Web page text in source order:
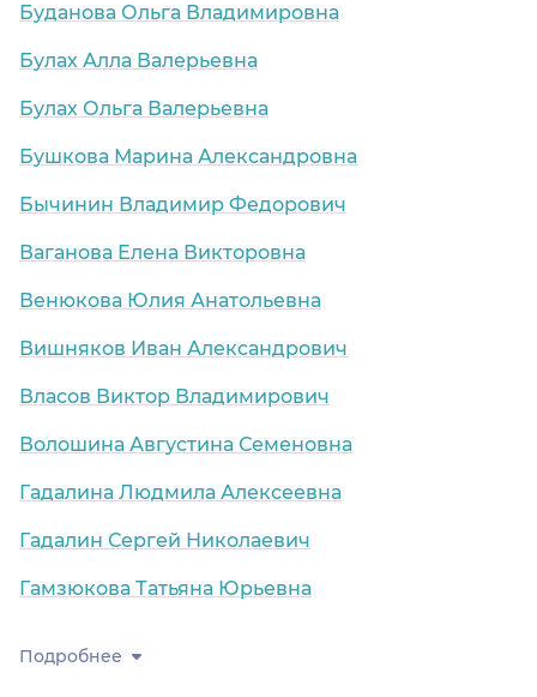
Буданова Ольга Владимировна
Булах Алла Валерьевна
Булах Ольга Валерьевна
Бушкова Марина Александровна
Бычинин Владимир Федорович
Ваганова Елена Викторовна
Венюкова Юлия Анатольевна
Вишняков Иван Александрович
Власов Виктор Владимирович
Волошина Августина Семеновна
Гадалина Людмила Алексеевна
Гадалин Сергей Николаевич
Гамзюкова Татьяна Юрьевна
Подробнее